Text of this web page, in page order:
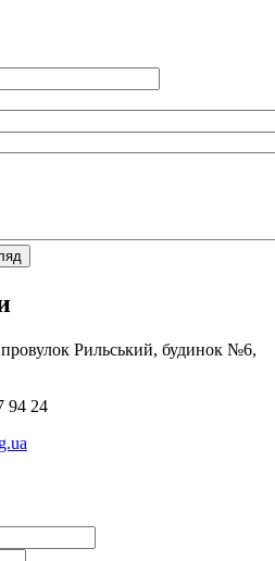
Рильський, будинок №6,
94 24